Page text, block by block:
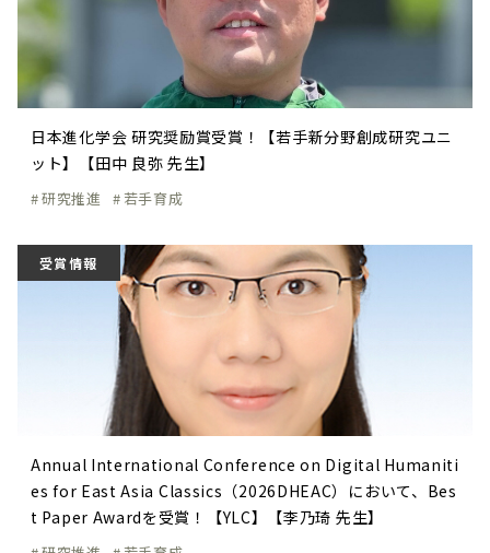
日本進化学会 研究奨励賞受賞！【若手新分野創成研究ユニ
ット】【田中 良弥 先生】
研究推進 若手育成
受賞情報
Annual International Conference on Digital Humaniti
es for East Asia Classics（2026DHEAC）において、Bes
t Paper Awardを受賞！【YLC】【李乃琦 先生】